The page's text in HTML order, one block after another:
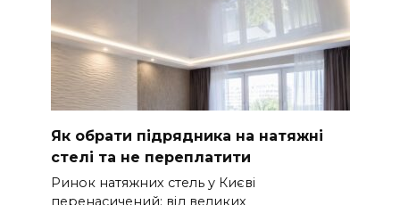
Як обрати підрядника на натяжні
стелі та не переплатити
Ринок натяжних стель у Києві
перенасичений: від великих